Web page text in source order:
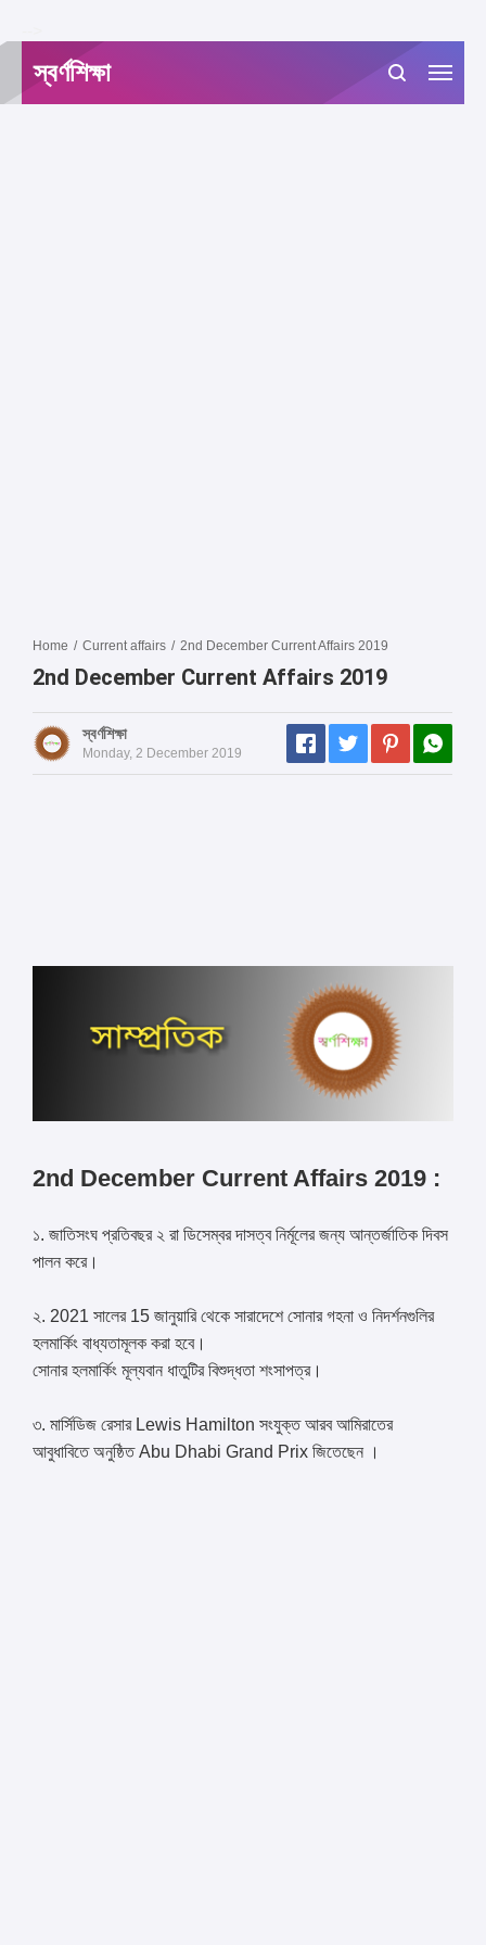
স্বর্ণশিক্ষা
Home / Current affairs / 2nd December Current Affairs 2019
2nd December Current Affairs 2019
স্বর্ণশিক্ষা
Monday, 2 December 2019
2nd December Current Affairs 2019 :
১. জাতিসংঘ প্রতিবছর ২ রা ডিসেম্বর দাসত্ব নির্মূলের জন্য আন্তর্জাতিক দিবস
পালন করে।
২. 2021 সালের 15 জানুয়ারি থেকে সারাদেশে সোনার গহনা ও নিদর্শনগুলির
হলমার্কিং বাধ্যতামূলক করা হবে।
সোনার হলমার্কিং মূল্যবান ধাতুটির বিশুদ্ধতা শংসাপত্র।
৩. মার্সিডিজ রেসার Lewis Hamilton সংযুক্ত আরব আমিরাতের
আবুধাবিতে অনুষ্ঠিত Abu Dhabi Grand Prix জিতেছেন ।